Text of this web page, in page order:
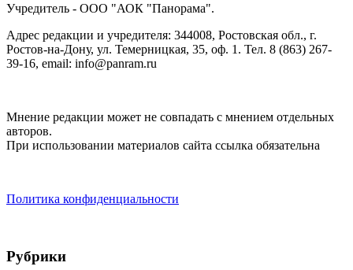
Учредитель - ООО "АОК "Панорама".
Адрес редакции и учредителя: 344008, Ростовская обл., г.
Ростов-на-Дону, ул. Темерницкая, 35, оф. 1. Тел. 8 (863) 267-
39-16, email: info@panram.ru
Мнение редакции может не совпадать с мнением отдельных
авторов.
При использовании материалов сайта ссылка обязательна
Политика конфиденциальности
Рубрики